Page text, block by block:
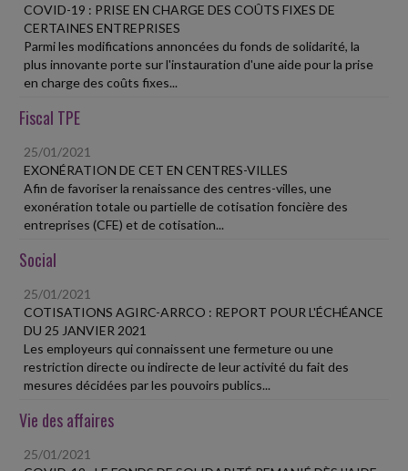
COVID-19 : PRISE EN CHARGE DES COÛTS FIXES DE
CERTAINES ENTREPRISES
Parmi les modifications annoncées du fonds de solidarité, la
plus innovante porte sur l'instauration d'une aide pour la prise
en charge des coûts fixes...
Fiscal TPE
25/01/2021
EXONÉRATION DE CET EN CENTRES-VILLES
Afin de favoriser la renaissance des centres-villes, une
exonération totale ou partielle de cotisation foncière des
entreprises (CFE) et de cotisation...
Social
25/01/2021
COTISATIONS AGIRC-ARRCO : REPORT POUR L'ÉCHÉANCE
DU 25 JANVIER 2021
Les employeurs qui connaissent une fermeture ou une
restriction directe ou indirecte de leur activité du fait des
mesures décidées par les pouvoirs publics...
Vie des affaires
25/01/2021